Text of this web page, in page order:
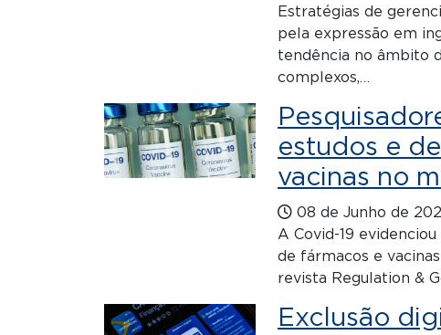
Estratégias de
pela expressão em
tendência no âmbito
complexos,…
estudos e
vacinas no
08 de Junho de
A Covid-19
de fármacos e
revista Regulation &
Exclusão